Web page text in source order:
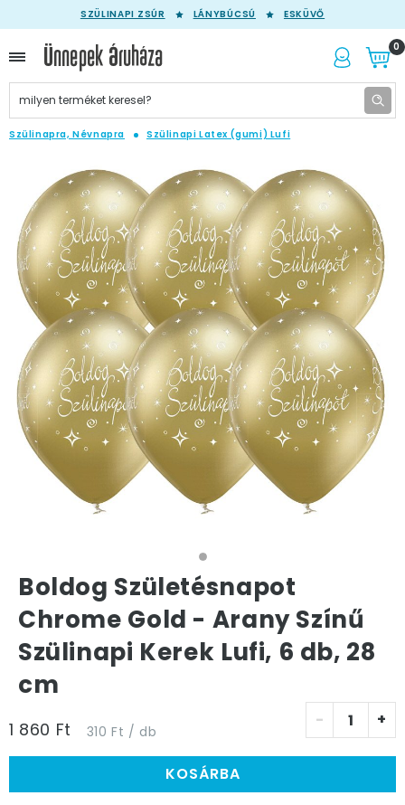
SZÜLINAPI ZSÚR LÁNYBÚCSÚ ESKÜVŐ
0
Szülinapra, Névnapra Szülinapi Latex (gumi) Lufi
Boldog Születésnapot
Chrome Gold - Arany Színű
Szülinapi Kerek Lufi, 6 db, 28
cm
1 860 Ft 310 Ft / db
- +
KOSÁRBA